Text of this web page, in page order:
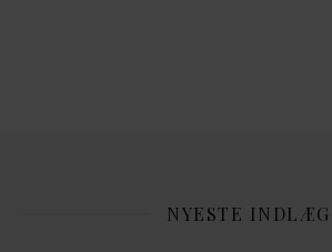
NYESTE INDLÆG